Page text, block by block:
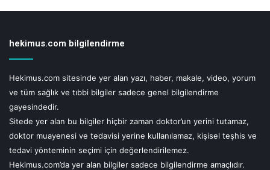
hekimus.com bilgilendirme
Hekimus.com sitesinde yer alan yazı, haber, makale, video, yorum
ve tüm sağlık ve tıbbi bilgiler sadece genel bilgilendirme
gayesindedir.
Sitede yer alan bu bilgiler hiçbir zaman doktor’un yerini tutamaz,
doktor muayenesi ve tedavisi yerine kullanılamaz, kişisel teşhis ve
tedavi yönteminin seçimi için değerlendirilemez.
Hekimus.com’da yer alan bilgiler sadece bilgilendirme amaçlıdır.